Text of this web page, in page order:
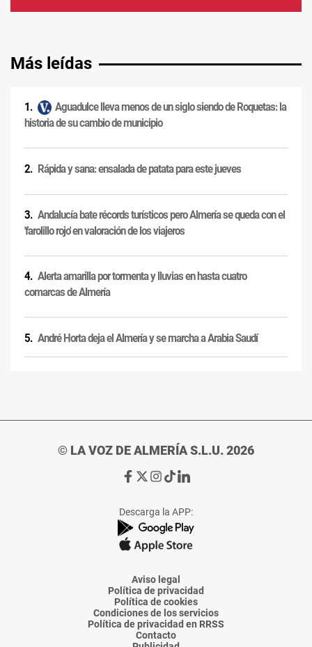
Más leídas
Aguadulce lleva menos de un siglo siendo de Roquetas: la
historia de su cambio de municipio
Rápida y sana: ensalada de patata para este jueves
Andalucía bate récords turísticos pero Almería se queda con el
'farolillo rojo' en valoración de los viajeros
Alerta amarilla por tormenta y lluvias en hasta cuatro
comarcas de Almería
André Horta deja el Almería y se marcha a Arabia Saudí
© LA VOZ DE ALMERÍA S.L.U. 2026
Ir
de
La
Voz
Almería
Ir
de
La
Voz
Almería
Ir
de
La
Voz
Almería
Ir
de
La
Voz
Almería
Ir
de
La
Voz
Descarga la APP:
Aviso legal
Política de privacidad
Política de cookies
Condiciones de los servicios
Política de privacidad en RRSS
Contacto